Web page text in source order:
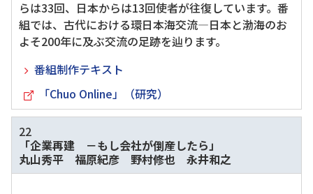
らは33回、日本からは13回使者が往復しています。番
組では、古代における環日本海交流―日本と渤海のお
よそ200年に及ぶ交流の足跡を辿ります。
番組制作テキスト
「Chuo Online」（研究）
22
「企業再建 －もし会社が倒産したら」
丸山秀平 福原紀彦 野村修也 永井和之